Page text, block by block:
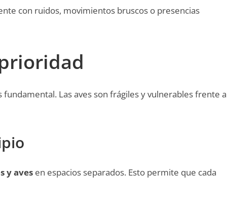
con ruidos, movimientos bruscos o presencias
fundamental. Las aves son frágiles y vulnerables frente a
y aves en espacios separados. Esto permite que cada